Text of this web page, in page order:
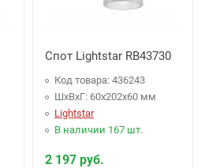
Спот Lightstar RB43730
Код товара: 436243
ШхВхГ: 60x202x60 мм
Lightstar
В наличии 167 шт.
2 197 руб.